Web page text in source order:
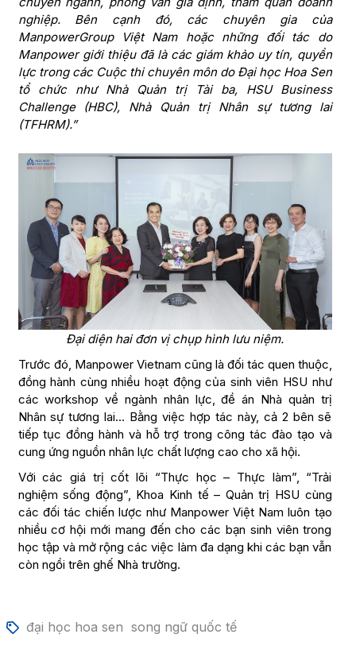
nghiệp. Bên cạnh đó, các chuyên gia của
ManpowerGroup Việt Nam hoặc những đối tác do
Manpower giới thiệu đã là các giám khảo uy tín, quyền
lực trong các Cuộc thi chuyên môn do Đại học Hoa Sen
tổ chức như Nhà Quản trị Tài ba, HSU Business
Challenge (HBC), Nhà Quản trị Nhân sự tương lai
(TFHRM).”
Đại diện hai đơn vị chụp hình lưu niệm.
Trước đó, Manpower Vietnam cũng là đối tác quen thuộc,
đồng hành cùng nhiều hoạt động của sinh viên HSU như
các workshop về ngành nhân lực, đề án Nhà quản trị
Nhân sự tương lai… Bằng việc hợp tác này, cả 2 bên sẽ
tiếp tục đồng hành và hỗ trợ trong công tác đào tạo và
cung ứng nguồn nhân lực chất lượng cao cho xã hội.
Với các giá trị cốt lõi “Thực học – Thực làm”, “Trải
nghiệm sống động”, Khoa Kinh tế – Quản trị HSU cùng
các đối tác chiến lược như Manpower Việt Nam luôn tạo
nhiều cơ hội mới mang đến cho các bạn sinh viên trong
học tập và mở rộng các việc làm đa dạng khi các bạn vẫn
còn ngồi trên ghế Nhà trường.
đại học hoa sen song ngữ quốc tế